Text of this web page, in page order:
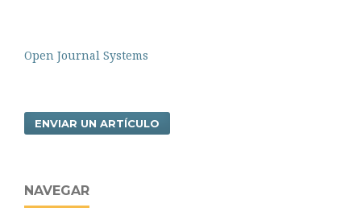
Open Journal Systems
ENVIAR UN ARTÍCULO
NAVEGAR